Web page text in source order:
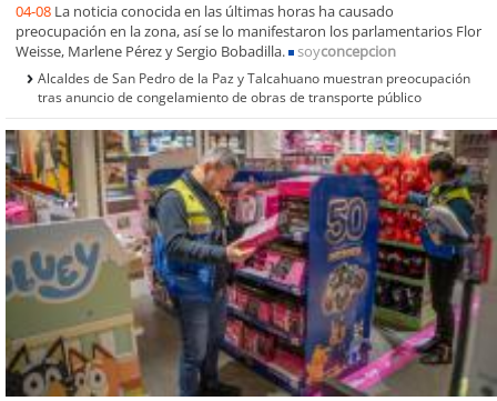
04-08 La noticia conocida en las últimas horas ha causado
preocupación en la zona, así se lo manifestaron los parlamentarios Flor
Weisse, Marlene Pérez y Sergio Bobadilla.
soyconcepcion
Alcaldes de San Pedro de la Paz y Talcahuano muestran preocupación
tras anuncio de congelamiento de obras de transporte público